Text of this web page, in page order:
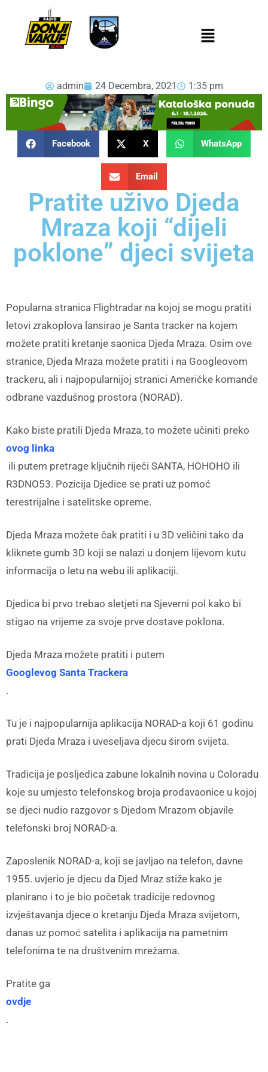
admin 24 Decembra, 2021 1:35 pm
Facebook X WhatsApp
Email
Pratite uživo Djeda
Mraza koji “dijeli
poklone” djeci svijeta
Popularna stranica Flightradar na kojoj se mogu pratiti
letovi zrakoplova lansirao je Santa tracker na kojem
možete pratiti kretanje saonica Djeda Mraza. Osim ove
stranice, Djeda Mraza možete pratiti i na Googleovom
trackeru, ali i najpopularnijoj stranici Američke komande
odbrane vazdušnog prostora (NORAD).
Kako biste pratili Djeda Mraza, to možete učiniti preko
ovog linka
ili putem pretrage ključnih riječi SANTA, HOHOHO ili
R3DNO53. Pozicija Djedice se prati uz pomoć
terestrijalne i satelitske opreme.
Djeda Mraza možete čak pratiti i u 3D veličini tako da
kliknete gumb 3D koji se nalazi u donjem lijevom kutu
informacija o letu na webu ili aplikaciji.
Djedica bi prvo trebao sletjeti na Sjeverni pol kako bi
stigao na vrijeme za svoje prve dostave poklona.
Djeda Mraza možete pratiti i putem
Googlevog Santa Trackera
.
Tu je i najpopularnija aplikacija NORAD-a koji 61 godinu
prati Djeda Mraza i uveseljava djecu širom svijeta.
Tradicija je posljedica zabune lokalnih novina u Coloradu
koje su umjesto telefonskog broja prodavaonice u kojoj
se djeci nudio razgovor s Djedom Mrazom objavile
telefonski broj NORAD-a.
Zaposlenik NORAD-a, koji se javljao na telefon, davne
1955. uvjerio je djecu da Djed Mraz stiže kako je
planirano i to je bio početak tradicije redovnog
izvještavanja djece o kretanju Djeda Mraza svijetom,
danas uz pomoć satelita i aplikacija na pametnim
telefonima te na društvenim mrežama.
Pratite ga
ovdje
.